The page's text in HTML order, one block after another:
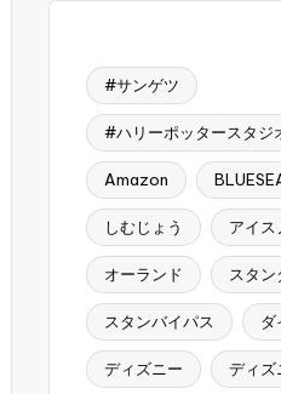
#サンゲツ
#ハリーポッタースタジ
Amazon
しむじょう アイス
オーランド スタ
スタンバイパス ダ
ディズニー ディズ